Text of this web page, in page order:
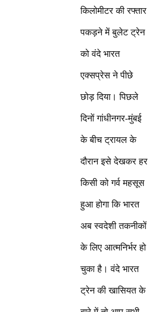
किलोमीटर की रफ्तार
पकड़ने में बुलेट ट्रेन
को वंदे भारत
एक्सप्रेस ने पीछे
छोड़ दिया। पिछले
दिनों गांधीनगर-मुंबई
के बीच ट्रायल के
दौरान इसे देखकर हर
किसी को गर्व महसूस
हुआ होगा कि भारत
अब स्वदेशी तकनीकों
के लिए आत्मनिर्भर हो
चुका है। वंदे भारत
ट्रेन की खासियत के